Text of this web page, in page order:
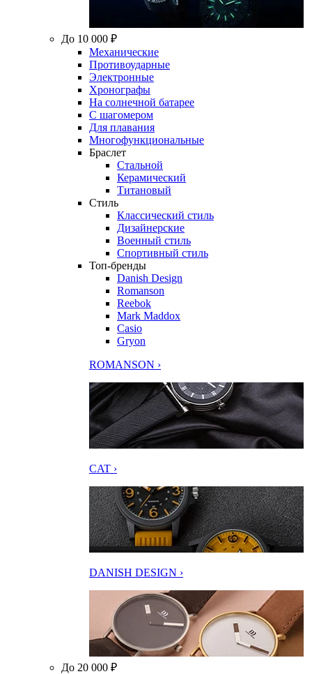
До 10 000 ₽
Механические
Противоударные
Электронные
Хронографы
На солнечной батарее
С шагомером
Для плавания
Многофункциональные
Браслет
Стальной
Керамический
Титановый
Стиль
Классический стиль
Дизайнерские
Военный стиль
Спортивный стиль
Топ-бренды
Danish Design
Romanson
Reebok
Mark Maddox
Casio
Gryon
ROMANSON ›
CAT ›
DANISH DESIGN ›
До 20 000 ₽